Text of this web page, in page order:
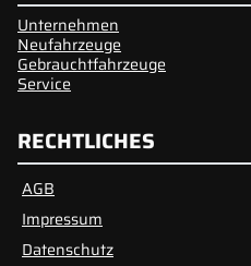
Unternehmen
Neufahrzeuge
Gebrauchtfahrzeuge
Service
RECHTLICHES
AGB
Impressum
Datenschutz